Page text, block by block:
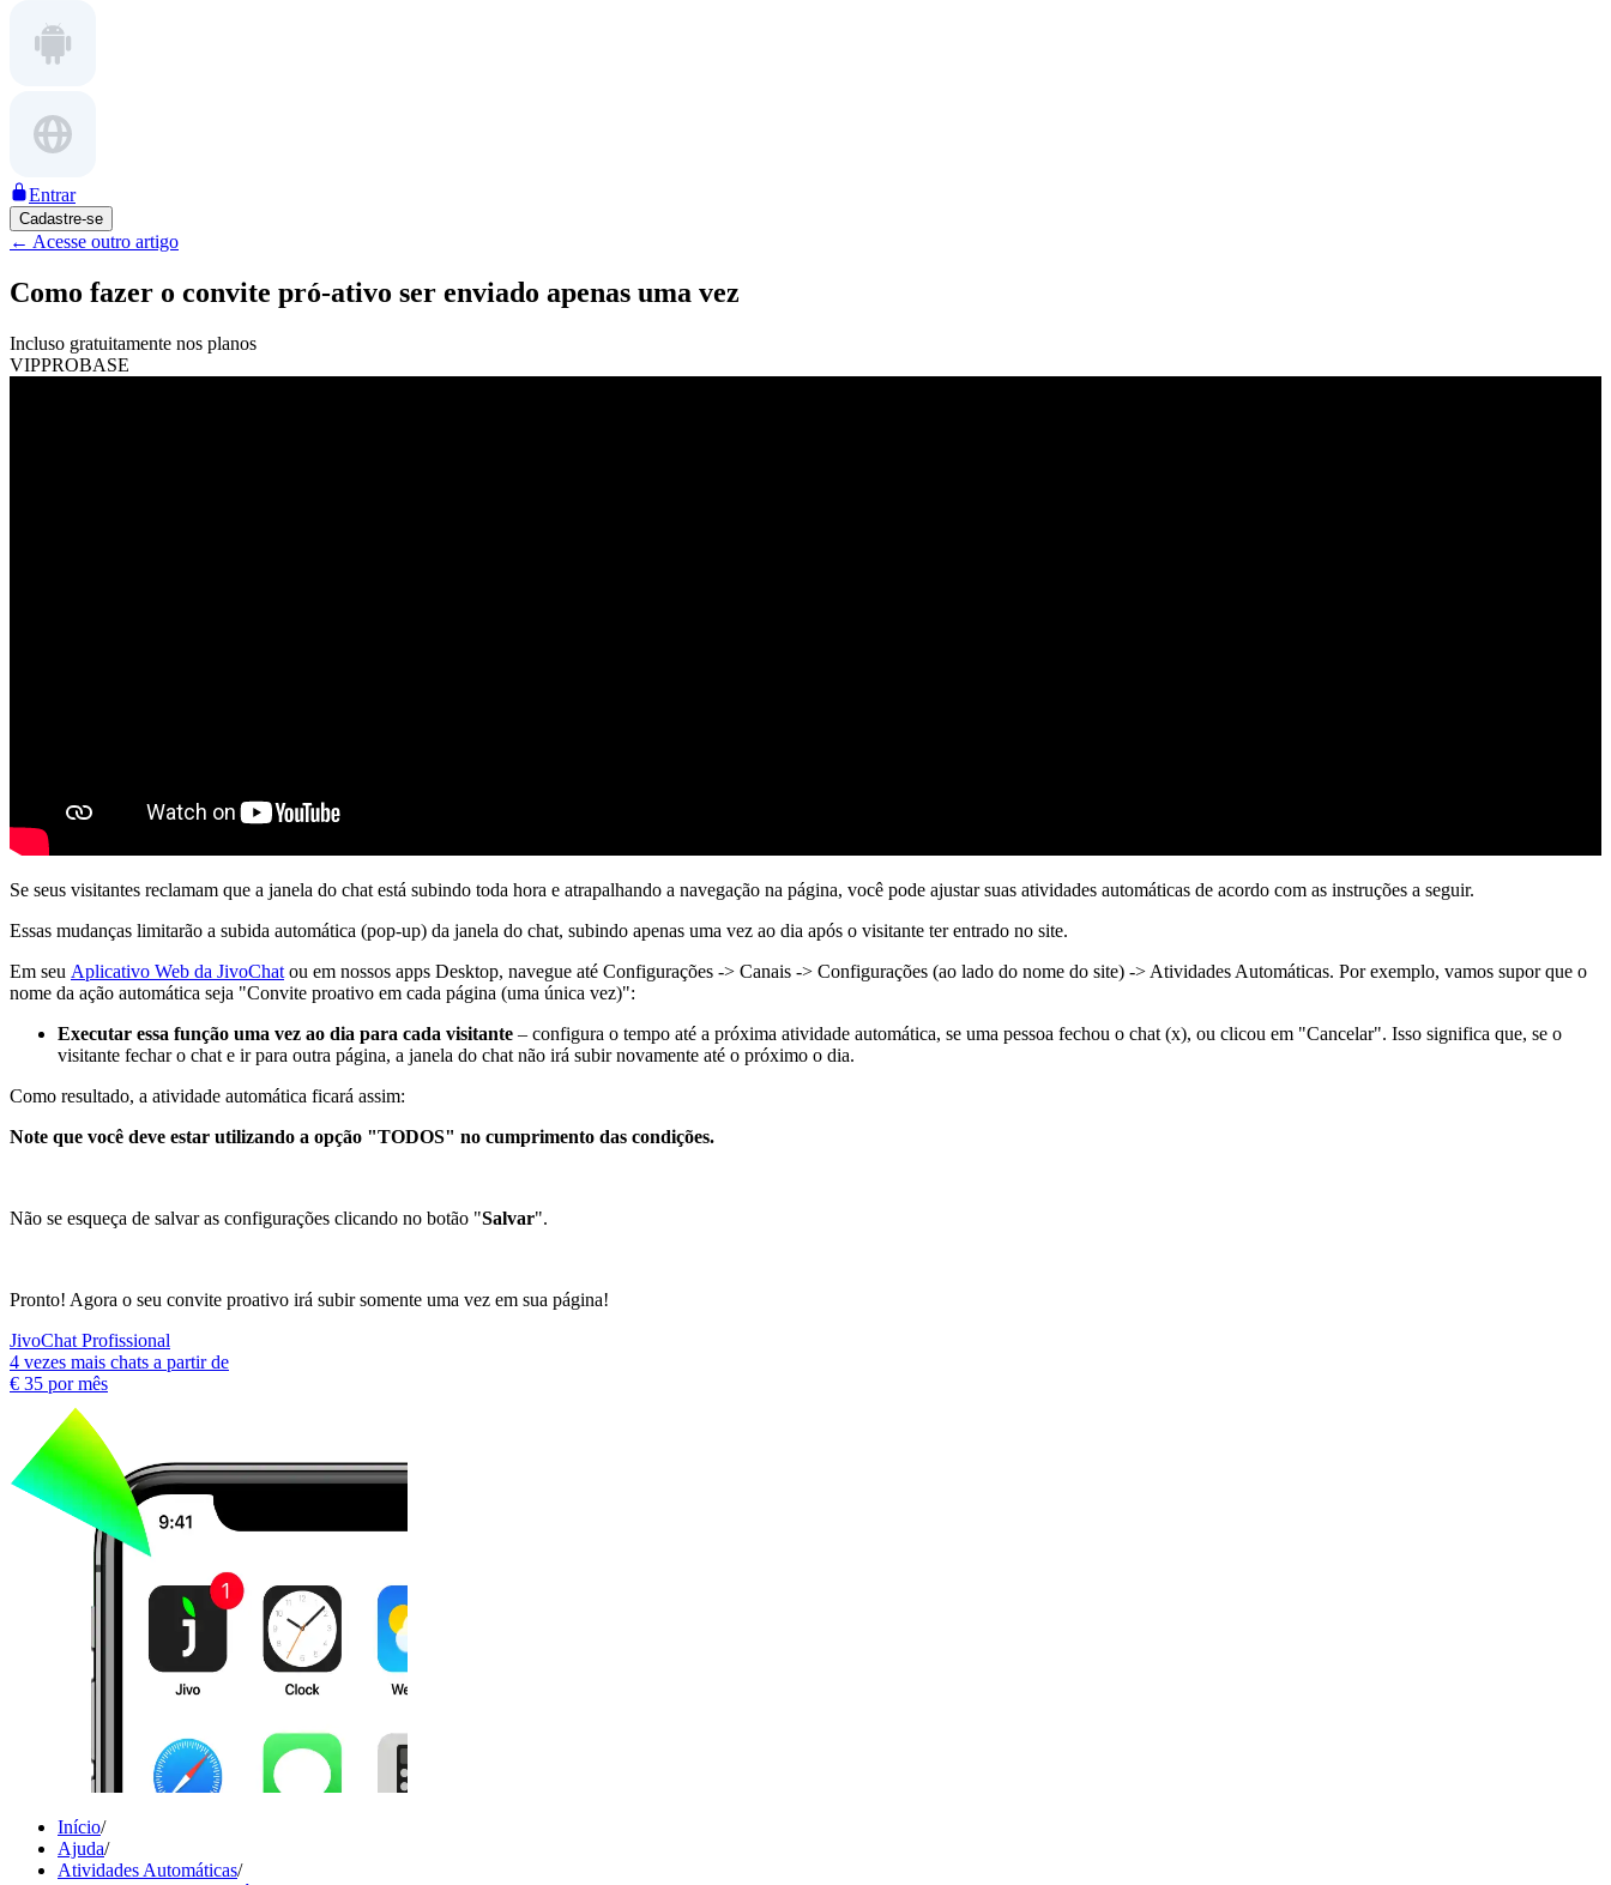
Entrar
Cadastre-se
← Acesse outro artigo
Como fazer o convite pró-ativo ser enviado apenas uma vez
Incluso gratuitamente nos planos
VIPPROBASE
Se seus visitantes reclamam que a janela do chat está subindo toda hora e atrapalhando a navegação na página, você pode ajustar suas atividades automáticas de acordo com as instruções a seguir.
Essas mudanças limitarão a subida automática (pop-up) da janela do chat, subindo apenas uma vez ao dia após o visitante ter entrado no site.
Em seu Aplicativo Web da JivoChat ou em nossos apps Desktop, navegue até Configurações -> Canais -> Configurações (ao lado do nome do site) -> Atividades Automáticas. Por exemplo, vamos supor que o
nome da ação automática seja "Convite proativo em cada página (uma única vez)":
Executar essa função uma vez ao dia para cada visitante – configura o tempo até a próxima atividade automática, se uma pessoa fechou o chat (x), ou clicou em "Cancelar". Isso significa que, se o
visitante fechar o chat e ir para outra página, a janela do chat não irá subir novamente até o próximo o dia.
Como resultado, a atividade automática ficará assim:
Note que você deve estar utilizando a opção "TODOS" no cumprimento das condições.
Não se esqueça de salvar as configurações clicando no botão "Salvar".
Pronto! Agora o seu convite proativo irá subir somente uma vez em sua página!
JivoChat Profissional
4 vezes mais chats a partir de
€ 35 por mês
Início/
Ajuda/
Atividades Automáticas/